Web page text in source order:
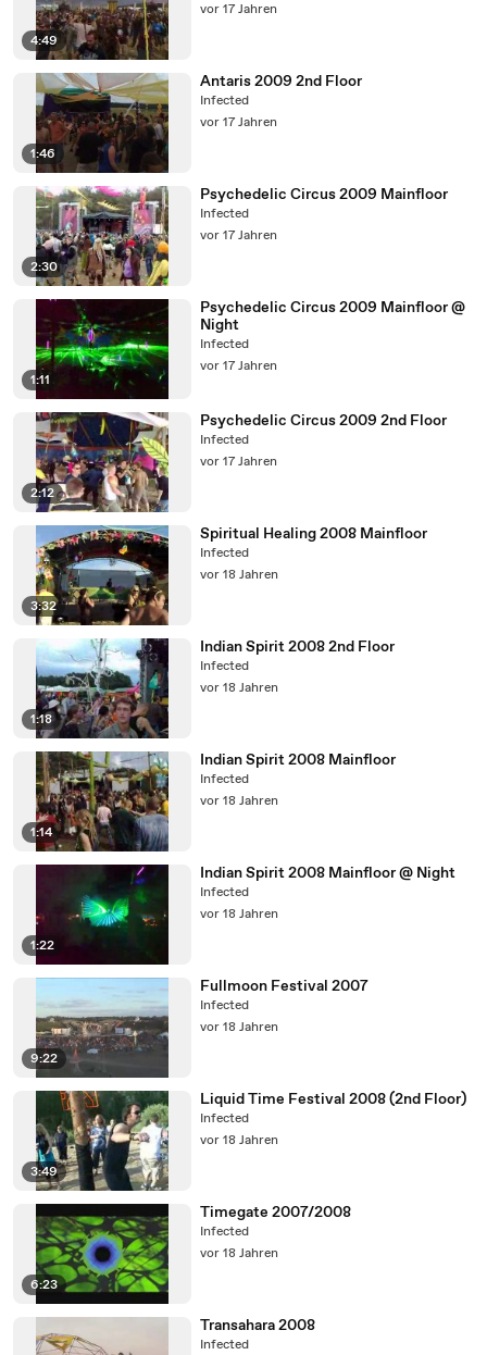
4:49
vor 17 Jahren
1:46
Antaris 2009 2nd Floor
Infected
vor 17 Jahren
2:30
Psychedelic Circus 2009 Mainfloor
Infected
vor 17 Jahren
1:11
Psychedelic Circus 2009 Mainfloor @
Night
Infected
vor 17 Jahren
2:12
Psychedelic Circus 2009 2nd Floor
Infected
vor 17 Jahren
3:32
Spiritual Healing 2008 Mainfloor
Infected
vor 18 Jahren
1:18
Indian Spirit 2008 2nd Floor
Infected
vor 18 Jahren
1:14
Indian Spirit 2008 Mainfloor
Infected
vor 18 Jahren
1:22
Indian Spirit 2008 Mainfloor @ Night
Infected
vor 18 Jahren
9:22
Fullmoon Festival 2007
Infected
vor 18 Jahren
3:49
Liquid Time Festival 2008 (2nd Floor)
Infected
vor 18 Jahren
6:23
Timegate 2007/2008
Infected
vor 18 Jahren
Transahara 2008
Infected